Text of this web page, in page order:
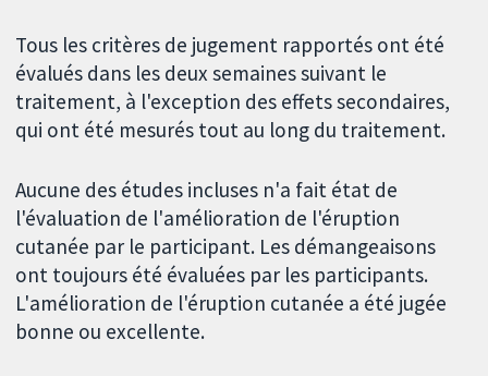
Tous les critères de jugement rapportés ont été
évalués dans les deux semaines suivant le
traitement, à l'exception des effets secondaires,
qui ont été mesurés tout au long du traitement.
Aucune des études incluses n'a fait état de
l'évaluation de l'amélioration de l'éruption
cutanée par le participant. Les démangeaisons
ont toujours été évaluées par les participants.
L'amélioration de l'éruption cutanée a été jugée
bonne ou excellente.